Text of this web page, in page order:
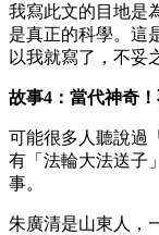
我寫此文的目地是
是真正的科學。這
以我就寫了，不妥
故事4：當代神奇
可能很多人聽說過
有「法輪大法送子
事。
朱廣清是山東人，